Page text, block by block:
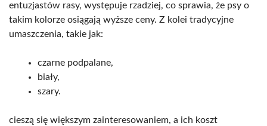
entuzjastów rasy, występuje rzadziej, co sprawia, że psy o
takim kolorze osiągają wyższe ceny. Z kolei tradycyjne
umaszczenia, takie jak:
czarne podpalane,
biały,
szary.
cieszą się większym zainteresowaniem, a ich koszt